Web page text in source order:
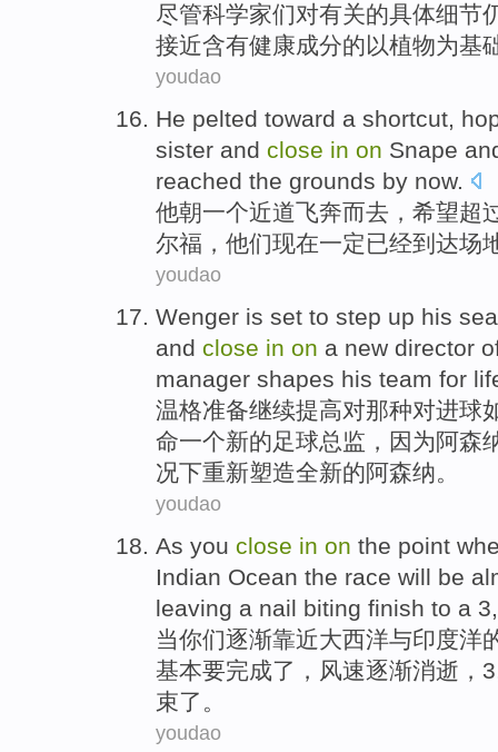
尽管科学家们对有关的具体细节
接近含有健康成分的以植物为基
youdao
He pelted toward a shortcut,
sister and close in on Snape
reached the grounds by now.
他朝一个近道飞奔而去 ， 希望超
尔福 ， 他们现在一定已经到达场
youdao
Wenger is set to step up his
and close in on a new director
manager shapes his team for
温格准备继续提高对那种对进球
命一个新的足球总监 ， 因为阿森
况下重新塑造全新的阿森纳。
youdao
As you close in on the point
Indian Ocean the race will be
leaving a nail biting finish to a
当你们逐渐靠近大西洋与印度洋
基本要完成了 ， 风速逐渐消逝 ，
束了。
youdao